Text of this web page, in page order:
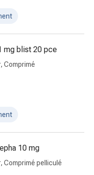
mg blist 20 pce
Comprimé
10 mg
Comprimé pelliculé